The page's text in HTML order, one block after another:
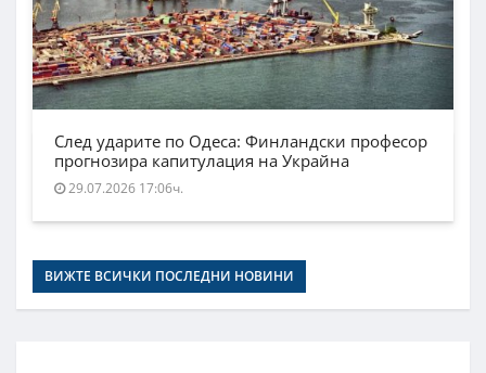
След ударите по Одеса: Финландски професор
прогнозира капитулация на Украйна
29.07.2026 17:06ч.
ВИЖТЕ ВСИЧКИ ПОСЛЕДНИ НОВИНИ